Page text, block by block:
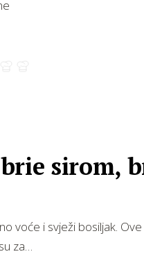
sirom,
voće i svježi bosiljak.
za…